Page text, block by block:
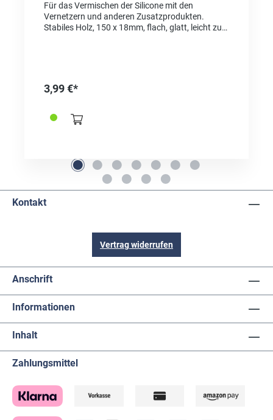
Für das Vermischen der Silicone mit den
Vernetzern und anderen Zusatzprodukten.
Stabiles Holz, 150 x 18mm, flach, glatt, leicht zu
3,99 €*
Kontakt
Vertrag widerrufen
Anschrift
Informationen
Inhalt
Zahlungsmittel